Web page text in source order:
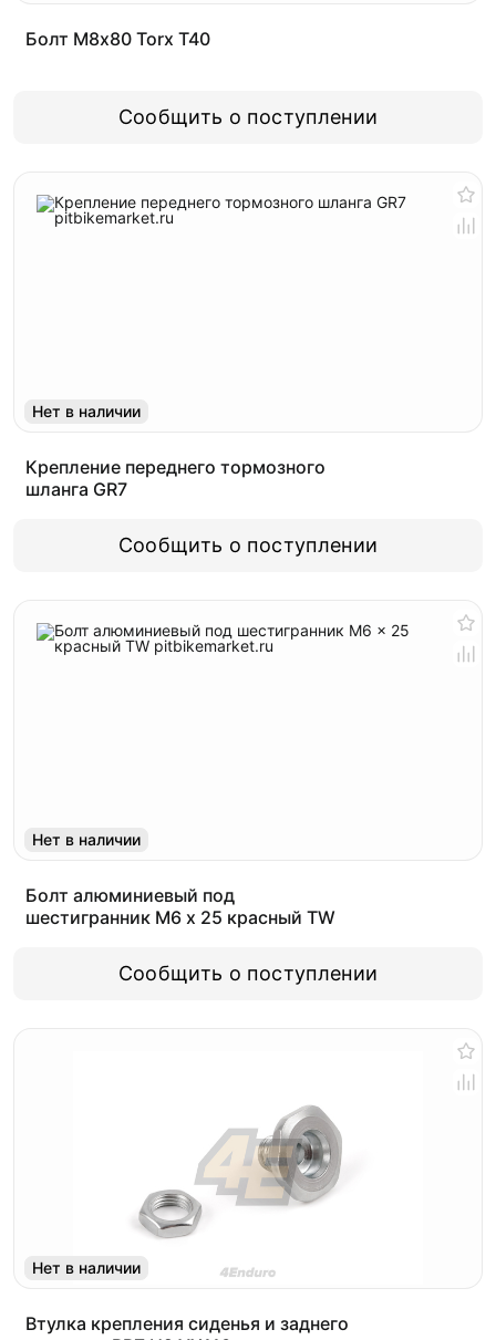
Болт М8х80 Torx T40
Сообщить о поступлении
Нет в наличии
Крепление переднего тормозного
шланга GR7
Сообщить о поступлении
Нет в наличии
Болт алюминиевый под
шестигранник M6 x 25 красный TW
Сообщить о поступлении
Нет в наличии
Втулка крепления сиденья и заднего